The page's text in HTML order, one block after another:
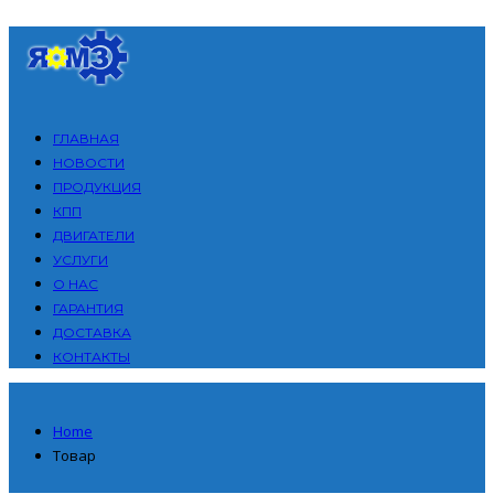
ГЛАВНАЯ
НОВОСТИ
ПРОДУКЦИЯ
КПП
ДВИГАТЕЛИ
УСЛУГИ
О НАС
ГАРАНТИЯ
ДОСТАВКА
КОНТАКТЫ
Home
Товар